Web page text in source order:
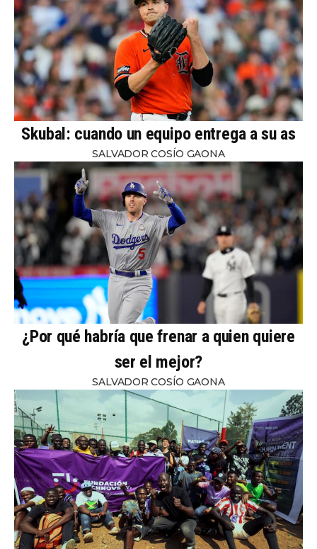
Skubal: cuando un equipo entrega a su as
SALVADOR COSÍO GAONA
¿Por qué habría que frenar a quien quiere
ser el mejor?
SALVADOR COSÍO GAONA